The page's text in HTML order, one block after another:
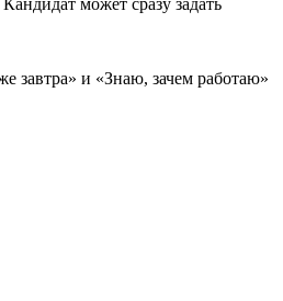
завтра» и «Знаю, зачем работаю»